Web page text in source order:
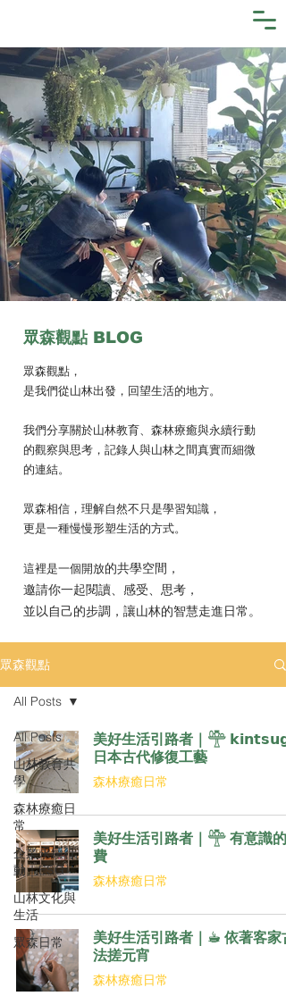
​眾森觀點BLOG
眾森觀點，
是我們從山林出發，回望生活的地方。
我們分享關於山林教育、森林療癒與永續行動
的觀察與思考，記錄人與山林之間真實而細微
的連結。
眾森相信，理解自然不只是學習知識，
更是一種慢慢形塑生活的方式。
這裡是一個開放的共學空間，
邀請你一起閱讀、感受、思考，
並以自己的步調，讓山林的智慧走進日常。
眾森觀點
All Posts
山林教育共
學
森林療癒日
常
企業永續行
動｜ESG
山林文化與
生活
眾森日常
All Posts
美好生活引路者｜𓊯 𝗸𝗶𝗻𝘁𝘀𝘂𝗴𝗶
日本古代修復工藝
森林療癒日常
美好生活引路者｜𓊯 有意識的
費
森林療癒日常
美好生活引路者｜☕︎ 依著客家古
法搓元宵
森林療癒日常